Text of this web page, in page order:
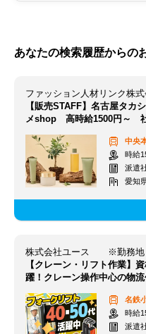
あなたの検索履歴からの
ファッション人材リンク株式
【販売STAFF】名古屋タ
メshop 高時給1500円～
中央
時給
派遣
愛知
株式会社ユース ※勤務地
【クレーン・リフト作業】
躍！クレーン操作中心の物流
名鉄
時給
派遣